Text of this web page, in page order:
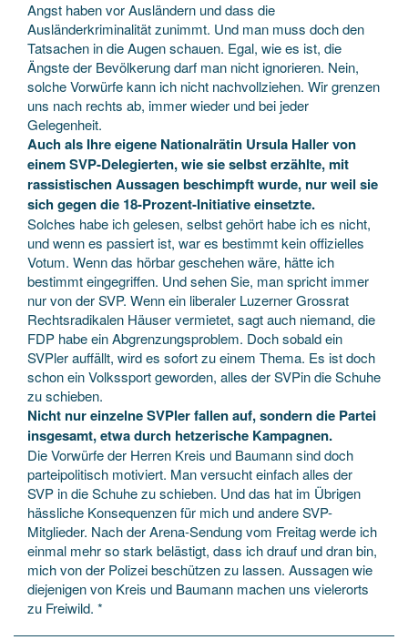
Angst haben vor Ausländern und dass die
Ausländerkriminalität zunimmt. Und man muss doch den
Tatsachen in die Augen schauen. Egal, wie es ist, die
Ängste der Bevölkerung darf man nicht ignorieren. Nein,
solche Vorwürfe kann ich nicht nachvollziehen. Wir grenzen
uns nach rechts ab, immer wieder und bei jeder
Gelegenheit.
Auch als Ihre eigene Nationalrätin Ursula Haller von
einem SVP-Delegierten, wie sie selbst erzählte, mit
rassistischen Aussagen beschimpft wurde, nur weil sie
sich gegen die 18-Prozent-Initiative einsetzte.
Solches habe ich gelesen, selbst gehört habe ich es nicht,
und wenn es passiert ist, war es bestimmt kein offizielles
Votum. Wenn das hörbar geschehen wäre, hätte ich
bestimmt eingegriffen. Und sehen Sie, man spricht immer
nur von der SVP. Wenn ein liberaler Luzerner Grossrat
Rechtsradikalen Häuser vermietet, sagt auch niemand, die
FDP habe ein Abgrenzungsproblem. Doch sobald ein
SVPler auffällt, wird es sofort zu einem Thema. Es ist doch
schon ein Volkssport geworden, alles der SVPin die Schuhe
zu schieben.
Nicht nur einzelne SVPler fallen auf, sondern die Partei
insgesamt, etwa durch hetzerische Kampagnen.
Die Vorwürfe der Herren Kreis und Baumann sind doch
parteipolitisch motiviert. Man versucht einfach alles der
SVP in die Schuhe zu schieben. Und das hat im Übrigen
hässliche Konsequenzen für mich und andere SVP-
Mitglieder. Nach der Arena-Sendung vom Freitag werde ich
einmal mehr so stark belästigt, dass ich drauf und dran bin,
mich von der Polizei beschützen zu lassen. Aussagen wie
diejenigen von Kreis und Baumann machen uns vielerorts
zu Freiwild. *